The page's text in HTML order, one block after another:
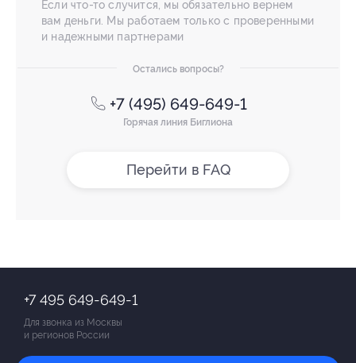
Если что-то случится, мы обязательно вернем
вам деньги. Мы работаем только с проверенными
и надежными партнерами
Остались вопросы?
+7 (495) 649-649-1
Горячая линия Биглиона
Перейти в FAQ
+7 495 649-649-1
Для звонка из Москвы
и регионов России